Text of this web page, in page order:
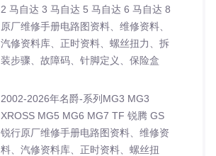
2 马自达 3 马自达 5 马自达 6 马自达 8
原厂维修手册电路图资料、维修资料、
汽修资料库、正时资料、螺丝扭力、拆
装步骤、故障码、针脚定义、保险盒
2002-2026年名爵-系列MG3 MG3
XROSS MG5 MG6 MG7 TF 锐腾 GS
锐行原厂维修手册电路图资料、维修资
料、汽修资料库、正时资料、螺丝扭